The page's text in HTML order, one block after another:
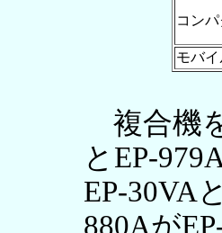
コン
モバ
複合機
とEP-
EP-30VA
880Aが